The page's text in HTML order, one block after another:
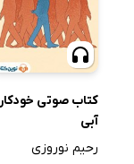
کتاب صوتی خودکار
آبی
رحیم نوروزی